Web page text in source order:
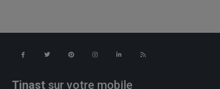
Tinast sur votre mobile